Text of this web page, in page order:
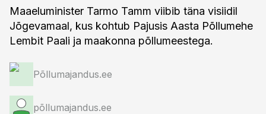
Maaeluminister Tarmo Tamm viibib täna visiidil
Jõgevamaal, kus kohtub Pajusis Aasta Põllumehe
Lembit Paali ja maakonna põllumeestega.
Põllumajandus.ee
põllumajandus.ee